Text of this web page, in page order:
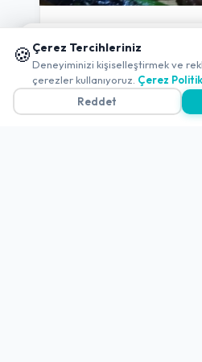
Madradan Et Mangal
Açık 4.3
🍪 Çerez Tercihleriniz
Deneyiminizi kişiselleştirmek ve
çerezler kullanıyoruz. Çerez
Reddet
📱 Mobil uygulamamızı